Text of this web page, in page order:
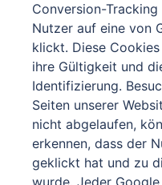
Conversion-
Nutzer auf eine von
klickt. Diese
ihre Gültigkeit und
Identifizierung.
Seiten unserer
nicht abgelaufen,
erkennen, dass der
geklickt hat und zu
wurde. Jeder